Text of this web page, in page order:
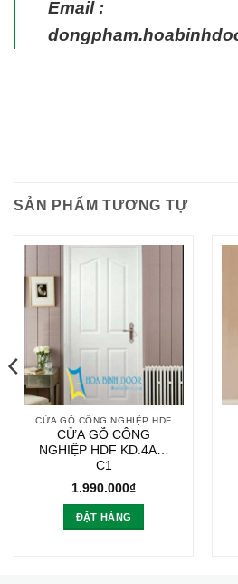
Email :
SẢN PHẨM TƯƠNG TỰ
CỬA GỖ CÔNG NGHIỆP HDF
CỬA GỖ CÔNG
NGHIỆP HDF KD.4A1-
C1
1.990.000₫
ĐẶT HÀNG